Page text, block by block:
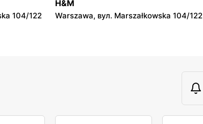
104/122
H&M
Warszawa, вул. Marszałkowska 104/122